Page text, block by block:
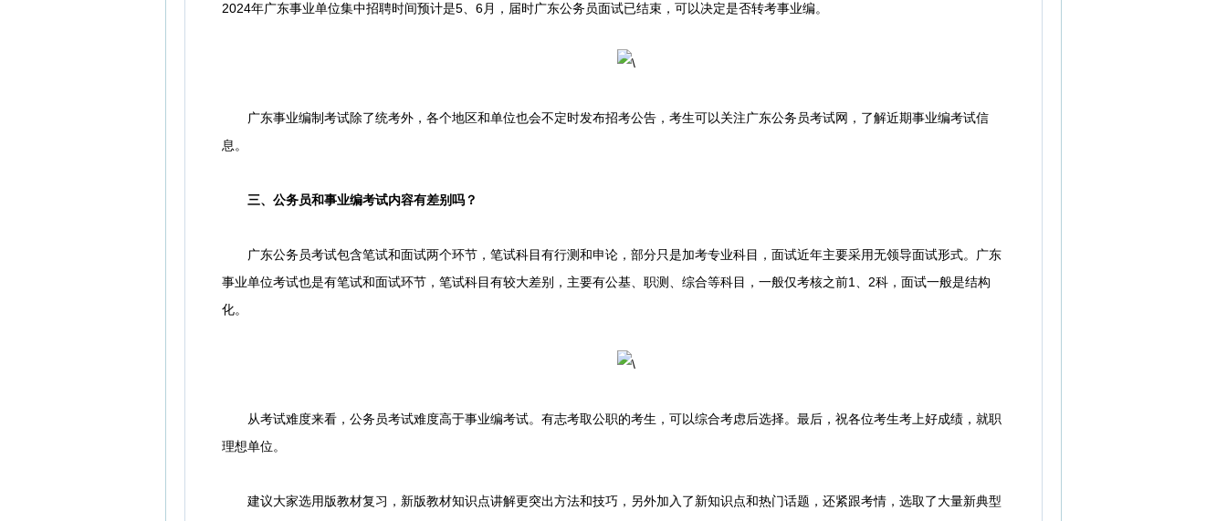
2024年广东事业单位集中招聘时间预计是5、6月，届时广东公务员面试已结束，可以决定是否转考事业编。
广东事业编制考试除了统考外，各个地区和单位也会不定时发布招考公告，考生可以关注广东公务员考试网，了解近期事业编考试信
息。
三、公务员和事业编考试内容有差别吗？
广东公务员考试包含笔试和面试两个环节，笔试科目有行测和申论，部分只是加考专业科目，面试近年主要采用无领导面试形式。广东
事业单位考试也是有笔试和面试环节，笔试科目有较大差别，主要有公基、职测、综合等科目，一般仅考核之前1、2科，面试一般是结构
化。
从考试难度来看，公务员考试难度高于事业编考试。有志考取公职的考生，可以综合考虑后选择。最后，祝各位考生考上好成绩，就职
理想单位。
建议大家选用版教材复习，新版教材知识点讲解更突出方法和技巧，另外加入了新知识点和热门话题，还紧跟考情，选取了大量新典型